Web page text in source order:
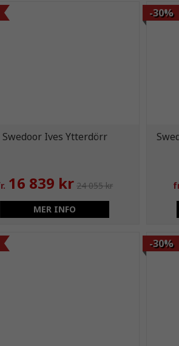
Swedoor Ives Ytterdörr
16 839 kr 24 055 kr
MER INFO
-30%
-30%